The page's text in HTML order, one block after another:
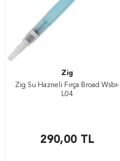
Zig
Zig Su Hazneli Fırça Broad Wsbr-
L04
290,00 TL